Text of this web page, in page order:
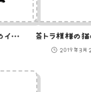
お金を数えるひよこのイラスト 茶トラ模様の猫
2019年3月